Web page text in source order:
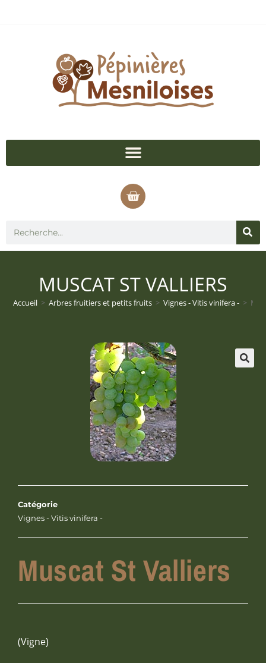
MUSCAT ST VALLIERS
Accueil > Arbres fruitiers et petits fruits > Vignes - Vitis vinifera - >
Catégorie
Vignes - Vitis vinifera -
Muscat St Valliers
(Vigne)